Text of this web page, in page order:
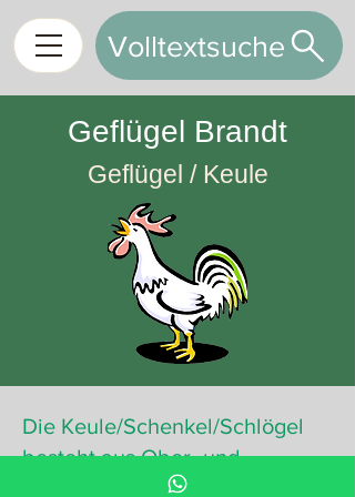
Volltextsuche
Geflügel Brandt
Geflügel / Keule
Die Keule/Schenkel/Schlögel
besteht aus Ober- und
Unterkeule, mit leicht dunkler